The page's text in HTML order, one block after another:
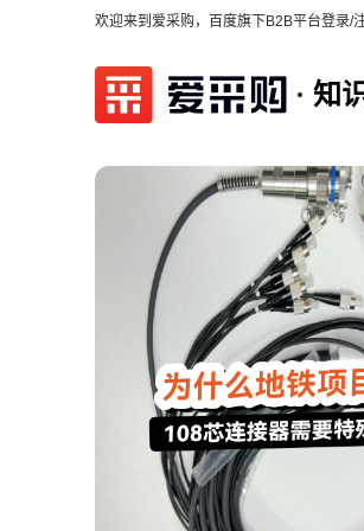
欢迎来到爱采购，百度旗下B2B平台登录/
知